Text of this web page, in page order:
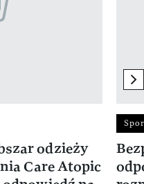
odzieży
Care Atopic